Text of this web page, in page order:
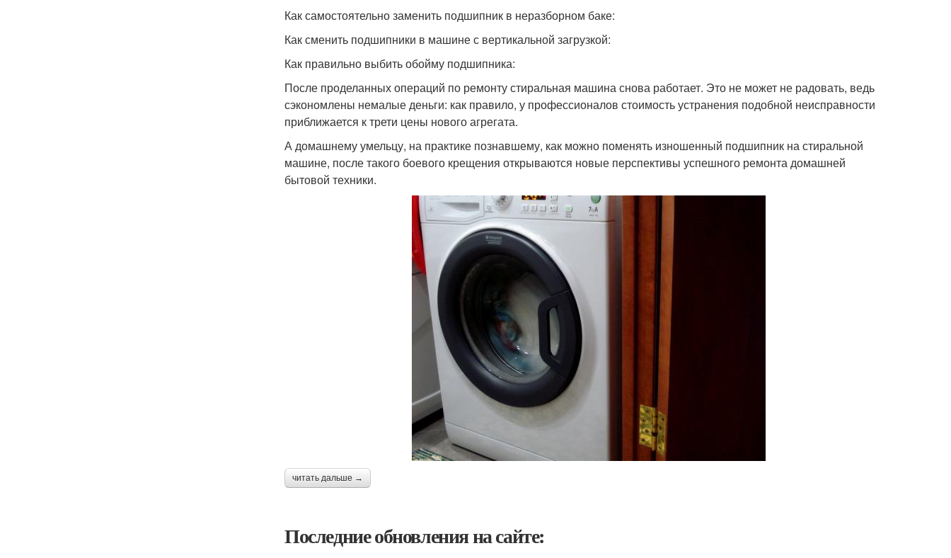
Как самостоятельно заменить подшипник в неразборном баке:
Как сменить подшипники в машине с вертикальной загрузкой:
Как правильно выбить обойму подшипника:
После проделанных операций по ремонту стиральная машина снова работает. Это не может не радовать, ведь
сэкономлены немалые деньги: как правило, у профессионалов стоимость устранения подобной неисправности
приближается к трети цены нового агрегата.
А домашнему умельцу, на практике познавшему, как можно поменять изношенный подшипник на стиральной
машине, после такого боевого крещения открываются новые перспективы успешного ремонта домашней
бытовой техники.
читать дальше →
Последние обновления на сайте: